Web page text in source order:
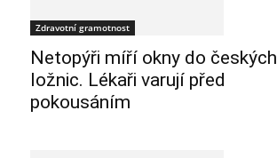
Zdravotní gramotnost
Netopýři míří okny do českých
ložnic. Lékaři varují před
pokousáním